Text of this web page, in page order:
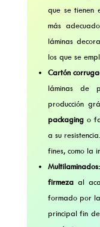
que se tienen
más
láminas
los que se
Cartón
láminas de
producción
packagingo
a su
fines, como la
Multilaminados:
firmeza al
formado por
principal fin